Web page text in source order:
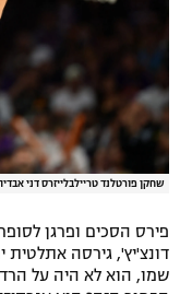
שחקן פורטלנד טריילבלייזרס דני
פירס הסכים ופרגן
דונצ'יץ', גירסה אתלטית
שמו, הוא לא היה על